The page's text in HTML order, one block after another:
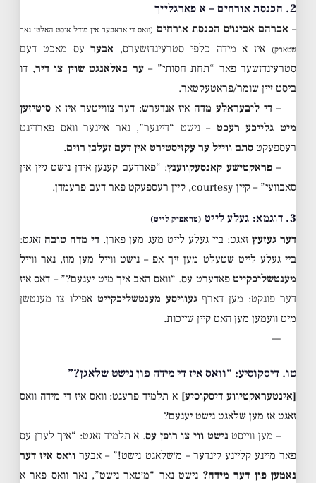
2. הכנסת אורחים – א פארגלייך
– אברהם אבינו׳ס הכנסת אורחים (וואס די אראבער אין מידל איסט האלטן נאך
שטארק)
איז א מידה כלפי סטרעינדזשערס, אבערעס מאכט דעם
סטרעינדזשער פאר “תחת חסותי” –ער באלאנגט שוין צו דיר, דו
ביסט זיין שומר/פראטעקטאר.
–די ליבעראלע מדה איז אנדערש: דער צווייטער איז א סיטיזען
מיט גלייכע רעכט – נישט “דיינער”, נאר איינער וואס פארדינט
רעספעקט סתם ווייל ער עקזיסטירט אין דעם זעלבן רוים.
– פראקטישע קאנסעקווענץ: “פארדעם קענען אידן נישט גיין אין
סאבוועי” – קיין courtesy, קיין רעספעקט פאר דעם פרעמדן.
3. דוגמא: געלע לייט (טראפיק לייט)
דער געזעץ זאגט: ביי געלע לייט מעג מען פארן. די מדה טובה זאגט:
ביי געלע לייט שטעלט מען זיך אפ – נישט ווייל מען מוז, נאר ווייל
מענטשליכקייט פאדערט עס. “וואס האב איך מיט יענעם?” – דאס איז
דער פונקט: מען דארףגעוויסע מענטשליכקייט אפילו צו מענטשן
מיט וועמען מען האט קיין שייכות.
—
טו. דיסקוסיע: “וואס איז די מידה פון נישט שלאגן?”
[אינטעראקטיווע דיסקוסיע] א תלמיד פרעגט: וואס איז די מידה וואס
זאגט אז מען שלאגט נישט יענעם?
– מען ווייסט נישט ווי צו רופן עס. א תלמיד זאגט: “איך לערן עס
פאר מיינע קליינע קינדער – מ׳שלאגט נישט!” – אבער וואס איז דער
נאמען פון דער מידה? נישט נאר “מ׳טאר נישט”, נאר וואס פאר א